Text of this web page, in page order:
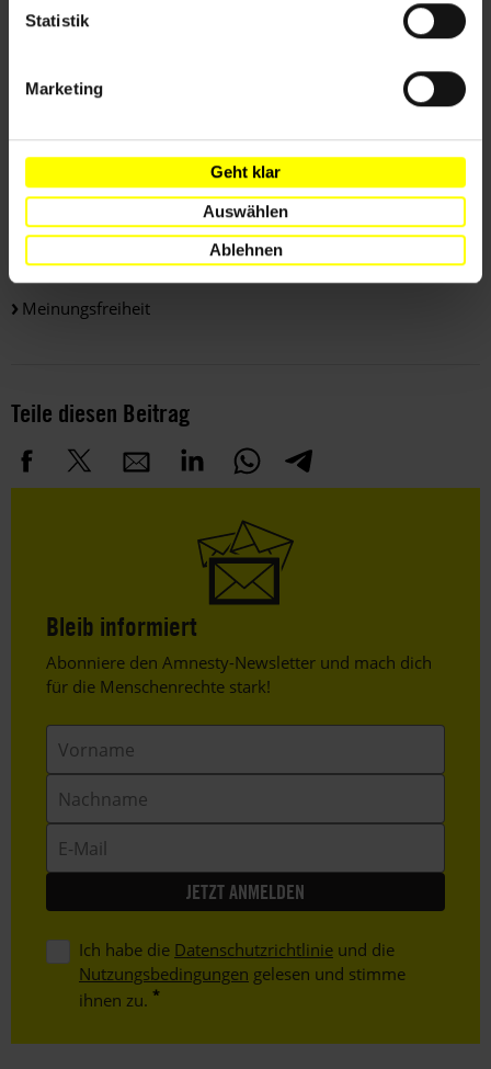
Statistik
Marketing
Geht klar
Auswählen
Ablehnen
Länder
Iran
Themen
Meinungsfreiheit
Teile diesen Beitrag
Bleib informiert
Header
Text
Abonniere den Amnesty-Newsletter und mach dich
für die Menschenrechte stark!
Mail
Ich habe die Datenschutzrichtlinie und die
Nutzungsbedingungen gelesen und stimme
ihnen zu.